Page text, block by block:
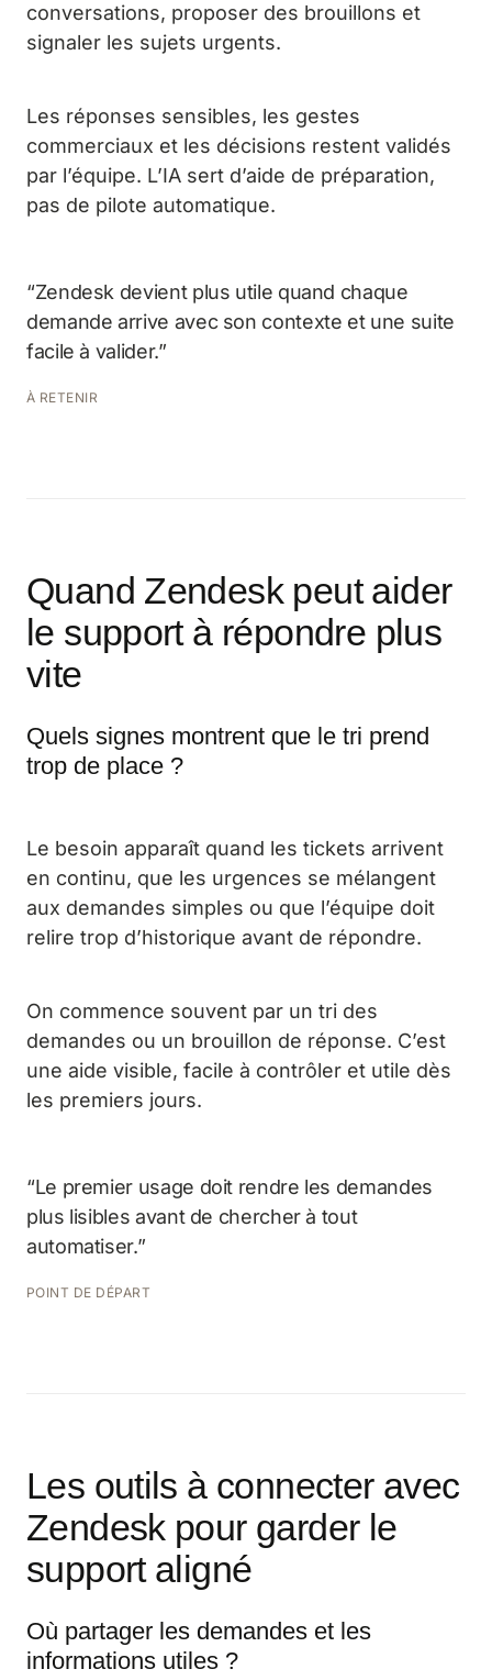
conversations, proposer des brouillons et
signaler les sujets urgents.
Les réponses sensibles, les gestes
commerciaux et les décisions restent validés
par l’équipe. L’IA sert d’aide de préparation,
pas de pilote automatique.
“Zendesk devient plus utile quand chaque
demande arrive avec son contexte et une suite
facile à valider.”
À RETENIR
Quand Zendesk peut aider
le support à répondre plus
vite
Quels signes montrent que le tri prend
trop de place ?
Le besoin apparaît quand les tickets arrivent
en continu, que les urgences se mélangent
aux demandes simples ou que l’équipe doit
relire trop d’historique avant de répondre.
On commence souvent par un tri des
demandes ou un brouillon de réponse. C’est
une aide visible, facile à contrôler et utile dès
les premiers jours.
“Le premier usage doit rendre les demandes
plus lisibles avant de chercher à tout
automatiser.”
POINT DE DÉPART
Les outils à connecter avec
Zendesk pour garder le
support aligné
Où partager les demandes et les
informations utiles ?